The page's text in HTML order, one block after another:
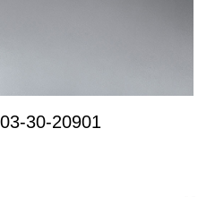
30-20901